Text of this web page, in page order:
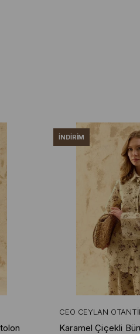
CEO CEYLAN
Karamel Çiçekli
İNDIRIM